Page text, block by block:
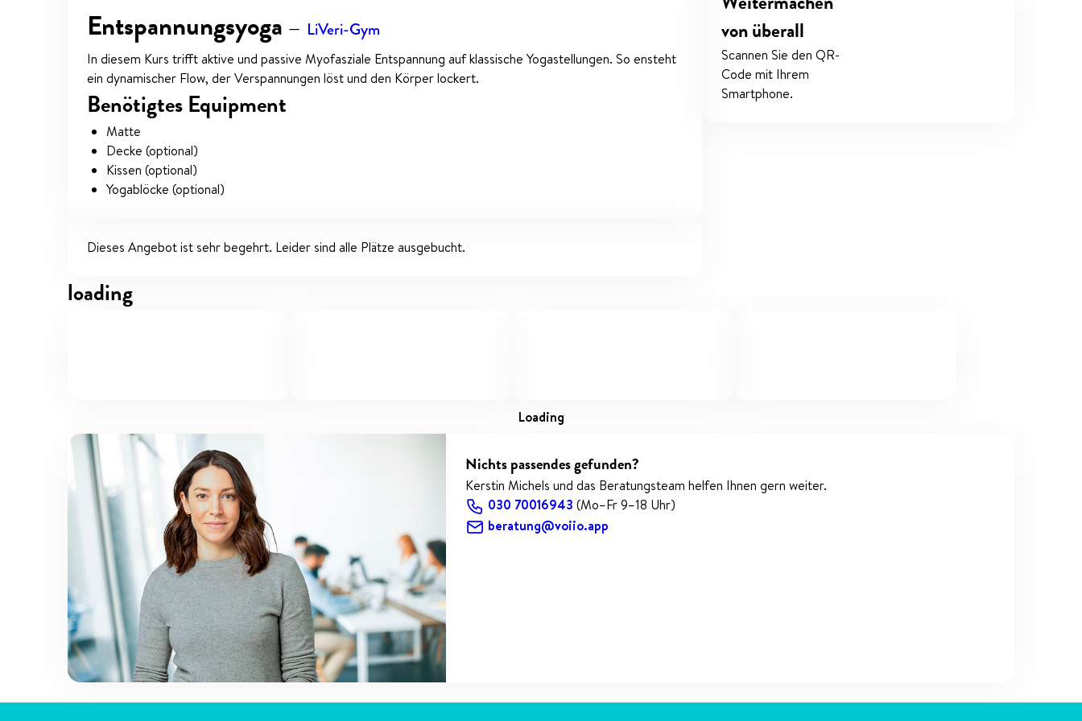
Entspannungsyoga — LiVeri-Gym
In diesem Kurs trifft aktive und passive Myofasziale Entspannung auf klassische Yogastellungen. So ensteht
ein dynamischer Flow, der Verspannungen löst und den Körper lockert.
Benötigtes Equipment
Matte
Decke (optional)
Kissen (optional)
Yogablöcke (optional)
Dieses Angebot ist sehr begehrt. Leider sind alle Plätze ausgebucht.
von überall
Scannen Sie den QR-
Code mit Ihrem
Smartphone.
loading
loading
Nichts passendes gefunden?
Kerstin Michels und das Beratungsteam helfen Ihnen gern weiter.
030 70016943(Mo–Fr 9–18 Uhr)
beratung@voiio.app